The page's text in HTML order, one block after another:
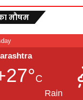
मौषम
C
Rain